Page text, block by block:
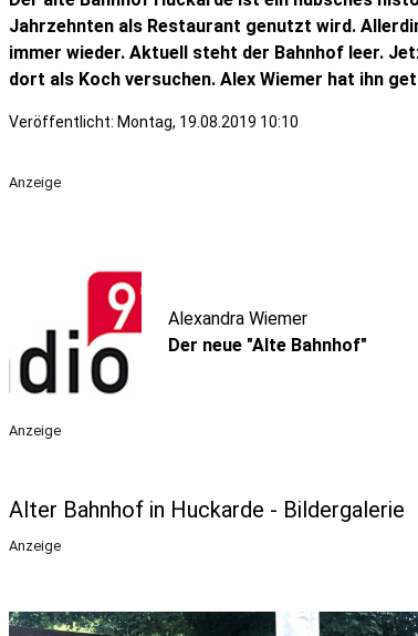
Jahrzehnten als Restaurant genutzt wird.
immer wieder. Aktuell steht der Bahnhof leer.
dort als Koch versuchen. Alex Wiemer hat ihn
Veröffentlicht: Montag, 19.08.2019 10:10
Anzeige
Alexandra Wiemer
Der neue "Alte Bahnhof"
Anzeige
Alter Bahnhof in Huckarde - Bildergalerie
Anzeige